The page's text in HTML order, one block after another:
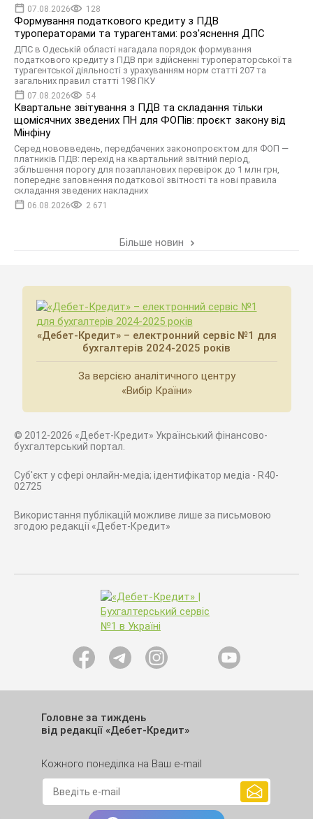
07.08.2026 128
Формування податкового кредиту з ПДВ
туроператорами та турагентами: роз'яснення ДПС
ДПС в Одеській області нагадала порядок формування
податкового кредиту з ПДВ при здійсненні туроператорської та
турагентської діяльності з урахуванням норм статті 207 та
загальних правил статті 198 ПКУ
07.08.2026 54
Квартальне звітування з ПДВ та складання тільки
щомісячних зведених ПН для ФОПів: проєкт закону від
Мінфіну
Серед нововведень, передбачених законопроєктом для ФОП —
платників ПДВ: перехід на квартальний звітний період,
збільшення порогу для позапланових перевірок до 1 млн грн,
попереднє заповнення податкової звітності та нові правила
складання зведених накладних
06.08.2026 2 671
Більше новин
«Дебет-Кредит» – електронний сервіс №1 для
бухгалтерів 2024-2025 років
За версією аналітичного центру
«Вибір Країни»
© 2012-2026 «Дебет-Кредит» Український фінансово-
бухгалтерський портал.
Суб'єкт у сфері онлайн-медіа; ідентифікатор медіа - R40-
02725
Використання публікацій можливе лише за письмовою
згодою редакції «Дебет-Кредит»
Головне за тиждень
від редакції «Дебет-Кредит»
Кожного понеділка на Ваш e-mail